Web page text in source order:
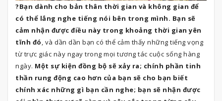
?Bạn dành cho bản thân thời gian và không gian để
có thể lắng nghe tiếng nói bên trong mình. Bạn sẽ
cảm nhận được điều này trong khoảng thời gian yên
tĩnh đó, và dần dần bạn có thể cảm thấy những tiếng vọng
từ trực giác này ngay trong mọi tương tác cuộc sống hàng
ngày. Một sự kiện đồng bộ sẽ xảy ra; chính phần tinh
thần rung động cao hơn của bạn sẽ cho bạn biết
chính xác những gì bạn cần nghe; bạn sẽ nhận được